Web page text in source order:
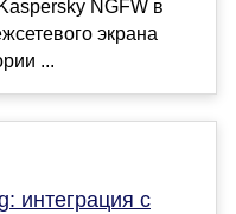
NGFW в
экрана
...
интеграция с